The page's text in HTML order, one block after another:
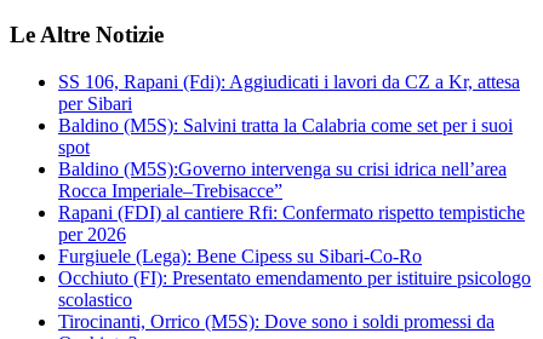
Le Altre Notizie
SS 106, Rapani (Fdi): Aggiudicati i lavori da CZ a Kr, attesa
per Sibari
Baldino (M5S): Salvini tratta la Calabria come set per i suoi
spot
Baldino (M5S):Governo intervenga su crisi idrica nell’area
Rocca Imperiale–Trebisacce”
Rapani (FDI) al cantiere Rfi: Confermato rispetto tempistiche
per 2026
Furgiuele (Lega): Bene Cipess su Sibari-Co-Ro
Occhiuto (FI): Presentato emendamento per istituire psicologo
scolastico
Tirocinanti, Orrico (M5S): Dove sono i soldi promessi da